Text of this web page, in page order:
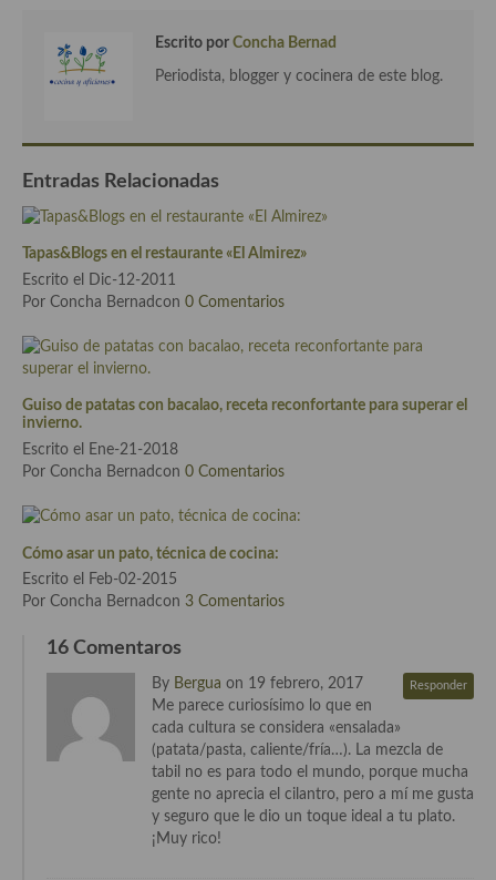
Cocina Africana
Cocina Yoshoku
Cocina callejera
Cocinas de España
Cocina Andaluza
Cocina Aragonesa
Cocina Asturiana
Cocina Balear
Cocina Canaria
Cocina Castellana
Cocina Castilla – La Mancha
Cocina Catalana
Cocina Extremeña
Escrito por Concha Bernad
Periodista, blogger y cocinera de este blog.
Entradas Relacionadas
Tapas&Blogs en el restaurante «El Almirez»
Escrito el Dic-12-2011
Por Concha Bernadcon 0 Comentarios
Guiso de patatas con bacalao, receta reconfortante para superar el
invierno.
Escrito el Ene-21-2018
Por Concha Bernadcon 0 Comentarios
Cómo asar un pato, técnica de cocina:
Escrito el Feb-02-2015
Por Concha Bernadcon 3 Comentarios
16 Comentaros
By Bergua on 19 febrero, 2017 Responder
Me parece curiosísimo lo que en
cada cultura se considera «ensalada»
(patata/pasta, caliente/fría…). La mezcla de
tabil no es para todo el mundo, porque mucha
gente no aprecia el cilantro, pero a mí me gusta
y seguro que le dio un toque ideal a tu plato.
¡Muy rico!